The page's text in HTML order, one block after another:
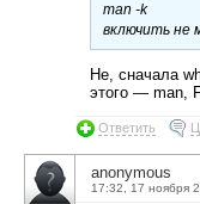
man -k
включить не
Не, сначала
этого — man,
Ответить
anonymous
17:32, 17 ноября